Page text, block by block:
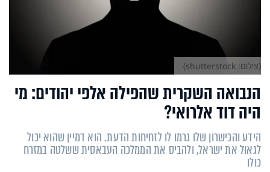
הנבואה השקרית שהפילה אלפי יהודים: מי
היה דוד אלרואי?
הידע והכישרון שלו גרמו לו לזחיחות הדעת. הוא דמיין שהוא יכול
לגאול את ישראל, ולהביס את הממלכה העבאסית ששלטה במזרח
כולו
(צילום: shutterstock)